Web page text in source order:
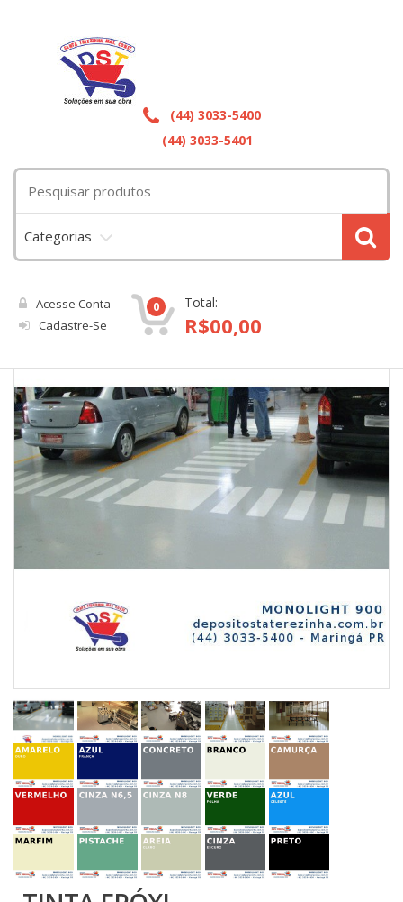
(44) 3033-5400
(44) 3033-5401
Categorias
Acesse Conta
Cadastre-Se
0 Total:
R$00,00